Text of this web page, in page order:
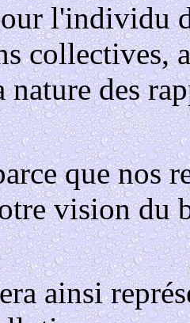
l'individu
collectives,
nature des
que nos
vision du
ainsi